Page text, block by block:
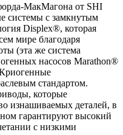
МакМагона от SHI
системы с замкнутым
Displex®, которая
мире благодаря
(эта же система
насосов Marathon®
стандартом.
которые
изнашиваемых деталей, в
гарантируют высокий
с низкими